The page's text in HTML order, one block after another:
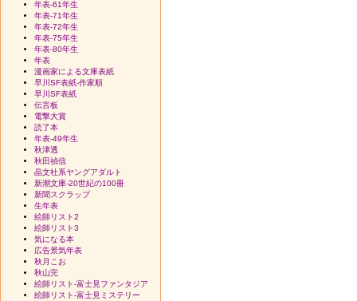
年表-61年生
年表-71年生
年表-72年生
年表-75年生
年表-80年生
年表
漫画家による文庫表紙
早川SF表紙-作家順
早川SF表紙
伝言板
電撃大賞
読了本
年表-49年生
秋津透
秋田禎信
晶文社系ヤングアダルト
新潮文庫-20世紀の100冊
新聞スクラップ
生年表
絵師リスト2
絵師リスト3
気になる本
広告景気年表
秋月こお
秋山完
絵師リスト-富士見ファンタジア
絵師リスト-富士見ミステリー